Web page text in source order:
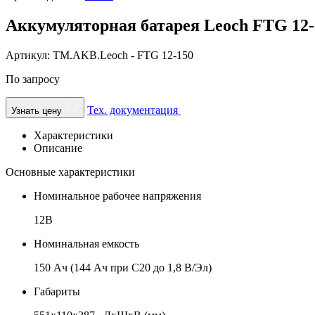
Аккумуляторная батарея Leoch FTG
Артикул: TM.AKB.Leoch - FTG 12-150
По запросу
Узнать цену Тех. документация
Характеристики
Описание
Основные характеристики
Номинальное рабочее напряжения
12В
Номинальная емкость
150 Ач (144 Ач при C20 до 1,8 В/Эл)
Габариты